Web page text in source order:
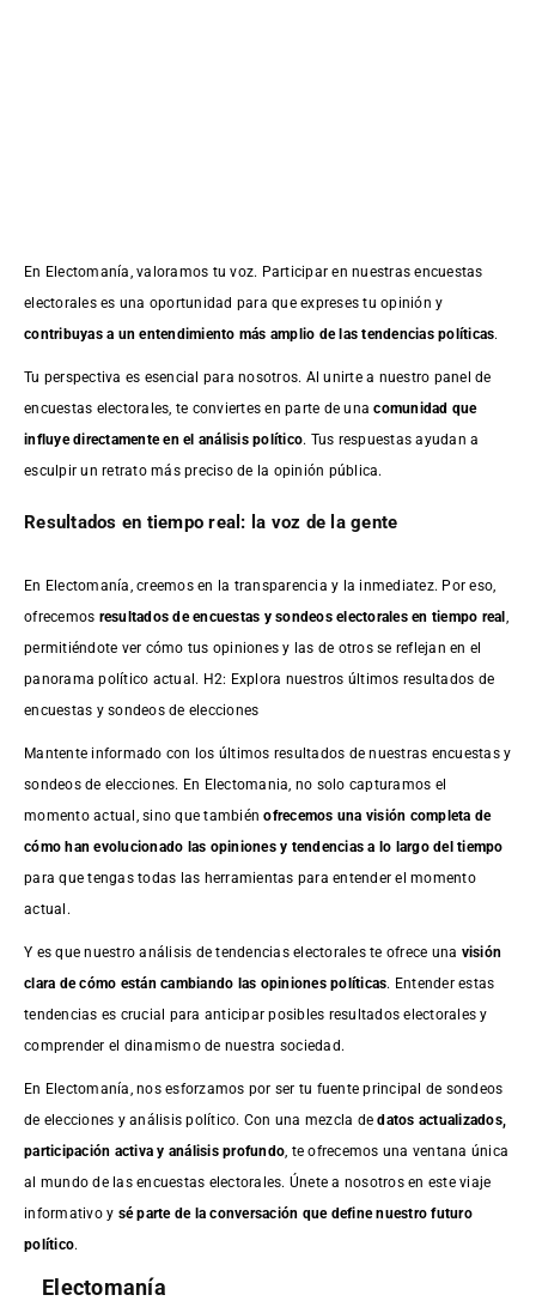
En Electomanía, valoramos tu voz. Participar en nuestras encuestas
electorales es una oportunidad para que expreses tu opinión y
contribuyas a un entendimiento más amplio de las tendencias políticas.
Tu perspectiva es esencial para nosotros. Al unirte a nuestro panel de
encuestas electorales, te conviertes en parte de unacomunidad que
influye directamente en el análisis político. Tus respuestas ayudan a
esculpir un retrato más preciso de la opinión pública.
Resultados en tiempo real: la voz de la gente
En Electomanía, creemos en la transparencia y la inmediatez. Por eso,
ofrecemos resultados deencuestas y sondeos electorales en tiempo real
permitiéndote ver cómo tus opiniones y las de otros se reflejan en el
panorama político actual. H2: Explora nuestros últimos resultados de
encuestas y sondeos de elecciones
Mantente informado con los últimos resultados de nuestras encuestasy
sondeos de elecciones. En Electomania, no solo capturamos el
momento actual, sino que tambiénofrecemos una visión completa de
cómo han evolucionado las opiniones y tendencias a lo largo del tiempo
para que tengas todas las herramientas para entender el momento
actual.
Y es que nuestro análisis de tendencias electorales te ofrece una visión
clara de cómo están cambiando las opiniones políticas. Entender estas
tendencias es crucial para anticipar posibles resultados electorales y
comprender el dinamismo de nuestra sociedad.
En Electomanía, nos esforzamos por ser tu fuente principal de sondeos
de elecciones y análisis político. Con una mezcla dedatos actualizados,
participación activa y análisis profundo , te ofrecemos una ventana única
al mundo de las encuestas electorales. Únete a nosotros en este viaje
informativo y sé parte de la conversación que define nuestro futuro
político.
Electomanía